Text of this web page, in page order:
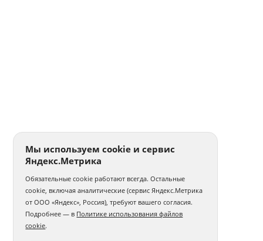
Мы используем cookie и сервис
Яндекс.Метрика
Обязательные cookie работают всегда. Остальные
cookie, включая аналитические (сервис Яндекс.Метрика
от ООО «Яндекс», Россия), требуют вашего согласия.
Подробнее — в Политике использования файлов
cookie.